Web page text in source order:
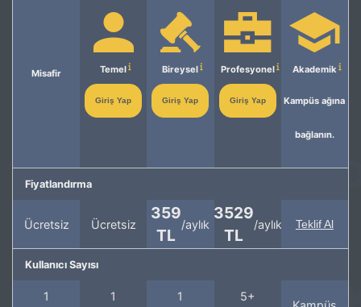
Misafir Temel
Giriş Yap
Bireysel
Giriş Yap
Profesyonel
Giriş Yap
Akademik
Kampüs ağına
bağlanın.
Fiyatlandırma
Ücretsiz Ücretsiz
359
TL
/aylık
3529
TL
/aylık Teklif Al
Kullanıcı Sayısı
1
1
1
5+